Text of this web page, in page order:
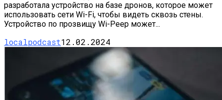
разработала устройство на базе дронов, которое может
использовать сети Wi-Fi, чтобы видеть сквозь стены.
Устройство по прозвищу Wi-Peep может...
localpodcast12.02.2024